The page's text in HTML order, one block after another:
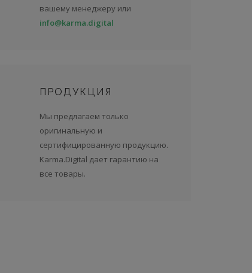
вашему менеджеру или
info@karma.digital
ПРОДУКЦИЯ
Мы предлагаем только
оригинальную и
сертифицированную продукцию.
Karma.Digital дает гарантию на
все товары.